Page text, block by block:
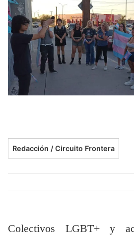
Redacción / Circuito Frontera
Colectivos LGBT+ y